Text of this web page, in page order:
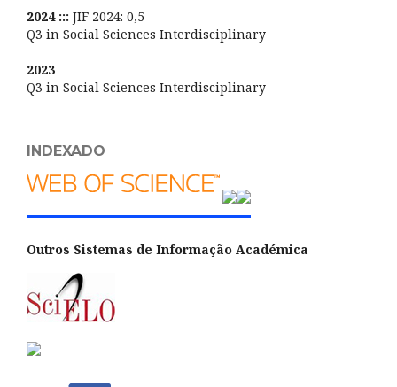
2024 ::: JIF 2024: 0,5
Q3 in Social Sciences Interdisciplinary
2023
Q3 in Social Sciences Interdisciplinary
INDEXADO
Outros Sistemas de Informação Académica